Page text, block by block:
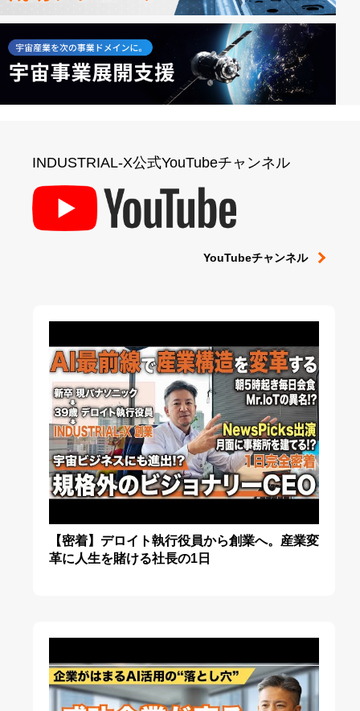
INDUSTRIAL-X公式YouTubeチャンネル
YouTubeチャンネル
【密着】デロイト執行役員から創業へ。産業変
革に人生を賭ける社長の1日